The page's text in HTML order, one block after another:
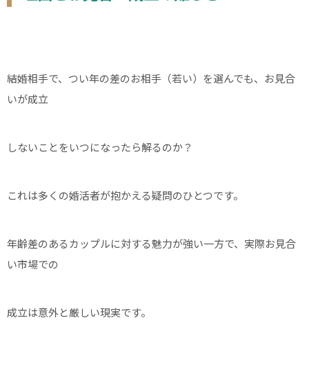
結婚相手で、つい年の差のお相手（若い）を選んでも、お見合
いが成立
しないことをいつになったら解るのか？
これは多くの婚活者が抱かえる疑問のひとつです。
年齢差のあるカップルに対する魅力が強い一方で、実際お見合
い市場での
成立は意外と厳しい現実です。